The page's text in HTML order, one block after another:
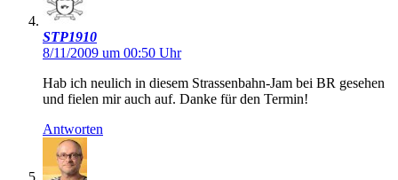
STP1910
8/11/2009 um 00:50 Uhr
Hab ich neulich in diesem Strassenbahn-Jam bei BR gesehen
und fielen mir auch auf. Danke für den Termin!
Antworten